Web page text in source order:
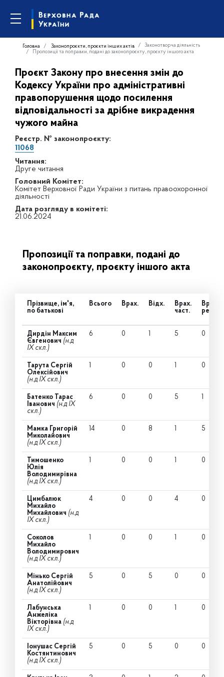
Головна Законопроєкти, проєкти інших актів
Законотворча діяльність
Пропозиції та поправки, подані до законопроєкту, проєкту іншого акта
Проєкт Закону про внесення змін до
Кодексу України про адміністративні
правопорушення щодо посилення
відповідальності за дрібне викрадення
чужого майна
Реєстр. № законопроєкту:
11068
Читання:
Друге читання
Головний Комітет:
Комітет Верховної Ради України з питань правоохоронної
діяльності
Дата розгляду в комітеті:
21.06.2024
Пропозиції та поправки, подані до
законопроєкту, проєкту іншого акта
Прізвище, ім'я,
по батькові
Всього Врах. Відх.
Врах.
част.
Врах.
ред.
Дирдін Максим
Євгенович (н.д
IX скл.)
6 0 1 5 0
Тарута Сергій
Олексійович
(н.д IX скл.)
1 0 0 1 0
Батенко Тарас
Іванович (н.д IX
скл.)
6 0 0 5 1
Мамка Григорій
Миколайович
(н.д IX скл.)
14 0 8 1 5
Тимошенко
Юлія
Володимирівна
(н.д IX скл.)
1 0 0 1 0
Цимбалюк
Михайло
Михайлович (н.д
IX скл.)
4 0 0 4 0
Соколов
Михайло
Володимирович
(н.д IX скл.)
1 0 0 1 0
Мінько Сергій
Анатолійович
(н.д IX скл.)
5 0 5 0 0
Лабунська
Анжеліка
Вікторівна (н.д
IX скл.)
1 0 0 1 0
Іонушас Сергій
Костянтинович
(н.д IX скл.)
5 0 5 0 0